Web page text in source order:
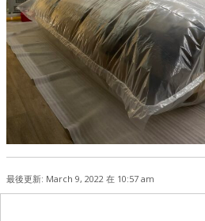
最後更新: March 9, 2022 在 10:57 am